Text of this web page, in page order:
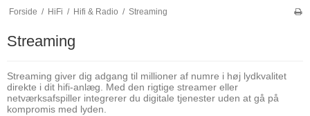
Forside / HiFi / Hifi & Radio / Streaming
Streaming
Streaming giver dig adgang til millioner af numre i høj lydkvalitet
direkte i dit hifi-anlæg. Med den rigtige streamer eller
netværksafspiller integrerer du digitale tjenester uden at gå på
kompromis med lyden.